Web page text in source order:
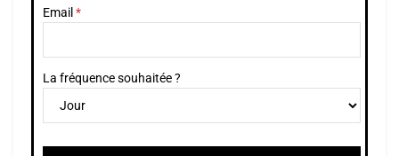
Email
La fréquence souhaitée ?